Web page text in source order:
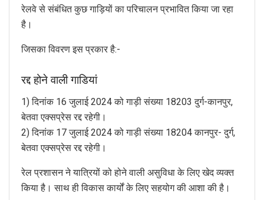
रेलवे से संबंधित कुछ गाड़ियों का परिचालन प्रभावित किया जा रहा
है।
जिसका विवरण इस प्रकार है:-
रद्द होने वाली गाडियां
1) दिनांक 16 जुलाई 2024 को गाड़ी संख्या 18203 दुर्ग-कानपुर,
बेतवा एक्सप्रेस रद्द रहेगी।
2) दिनांक 17 जुलाई 2024 को गाड़ी संख्या 18204 कानपुर- दुर्ग,
बेतवा एक्सप्रेस रद्द रहेगी।
रेल प्रशासन ने यात्रियों को होने वाली असुविधा के लिए खेद व्यक्त
किया है। साथ ही विकास कार्यों के लिए सहयोग की आशा की है।